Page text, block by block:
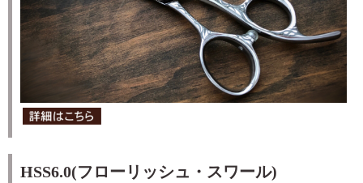
HSS6.0(フローリッシュ・スワール)